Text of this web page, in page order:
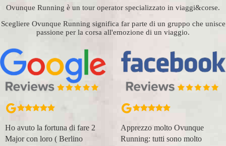
Ovunque Running è un tour operator specializzato in viaggi&corse.
Scegliere Ovunque Running significa far parte di un gruppo che unisce
passione per la corsa all'emozione di un viaggio.
Apprezzo molto Ovunque
Running: tutti sono molto
Organizzazione perfetta,
accompagnatori super